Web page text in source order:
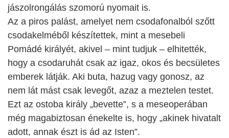
jászolrongálás szomorú nyomait is.
Az a piros palást, amelyet nem csodafonalból szőtt
csodakelméből készítettek, mint a mesebeli
Pomádé királyét, akivel – mint tudjuk – elhitették,
hogy a csodaruhát csak az igaz, okos és becsületes
emberek látják. Aki buta, hazug vagy gonosz, az
nem lát mást csak levegőt, azaz a meztelen testet.
Ezt az ostoba király „bevette”, s a meseoperában
még magabiztosan énekelte is, hogy „akinek hivatalt
adott, annak észt is ád az Isten”.